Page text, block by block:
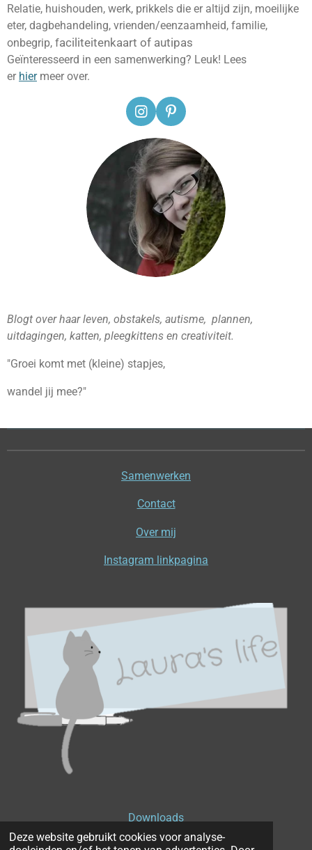
Deze website gebruikt cookies voor analyse-
Relatie, huishouden, werk, prikkels die er altijd zijn, moeilijke
eter, dagbehandeling, vrienden/eenzaamheid, familie,
onbegrip, faciliteitenkaart of autipas
Geïnteresseerd in een samenwerking? Leuk! Lees
er hiermeer over.
I
n
s
t
a
g
m
P
i
n
t
e
r
e
s
t
Blogt over haar leven, obstakels, autisme, plannen,
uitdagingen, katten, pleegkittens en creativiteit.
"Groei komt met (kleine) stapjes,
wandel jij mee?"
Samenwerken
Contact
Over mij
Instagram linkpagina
Downloads
Privacyverklaring